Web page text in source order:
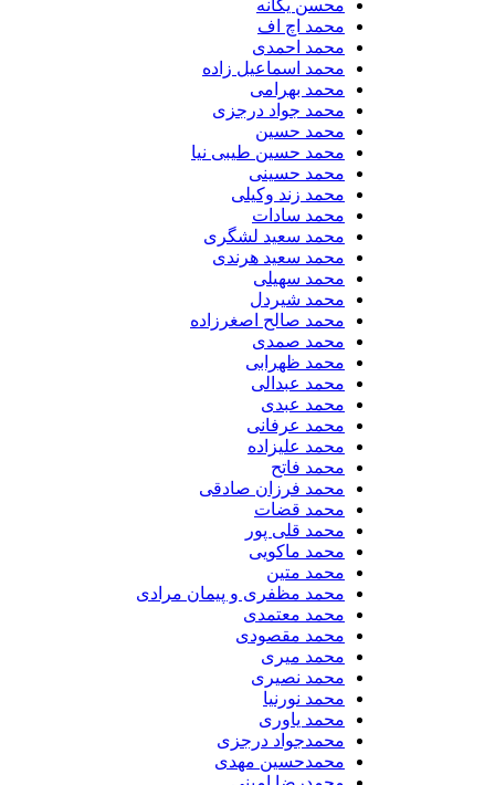
محسن یگانه
محمد اچ اف
محمد احمدی
محمد اسماعیل زاده
محمد بهرامی
محمد جواد درجزی
محمد حسین
محمد حسین طیبی نیا
محمد حسینی
محمد زند وکیلی
محمد سادات
محمد سعید لشگری
محمد سعید هرندی
محمد سهیلی
​محمد شیردل
محمد صالح اصغرزاده
محمد صمدی
محمد ظهرابی
محمد عبدالی
محمد عبدی
محمد عرفانی
محمد علیزاده
محمد فاتح
محمد فرزان صادقی
محمد قضات
محمد قلی پور
محمد ماکویی
محمد متین
محمد مظفری و پیمان مرادی
محمد معتمدی
محمد مقصودی
محمد میری
محمد نصیری
محمد نورنیا
محمد یاوری
محمدجواد درجزی
محمدحسین مهدی